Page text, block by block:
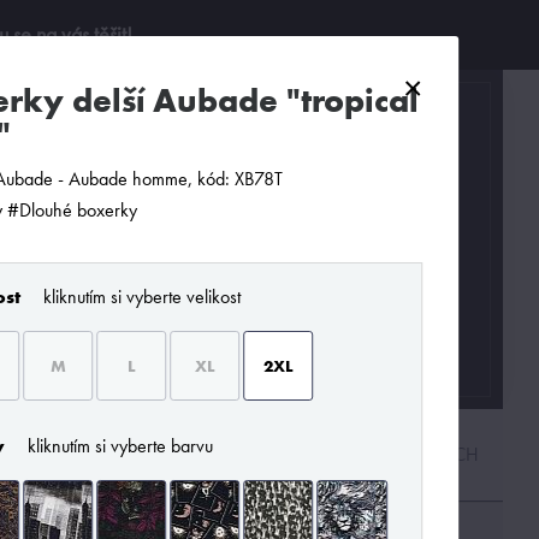
×
- Aubade homme, kód: XB78T
#Dlouhé boxerky
kliknutím si vyberte velikost
M L XL 2XL
kliknutím si vyberte barvu
se na vás těšit!
0
PODLE CENY